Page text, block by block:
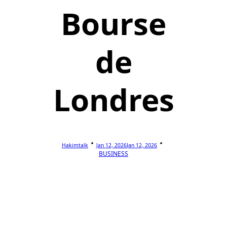
Bourse
de
Londres
Hakimtalk Jan 12, 2026Jan 12, 2026
BUSINESS